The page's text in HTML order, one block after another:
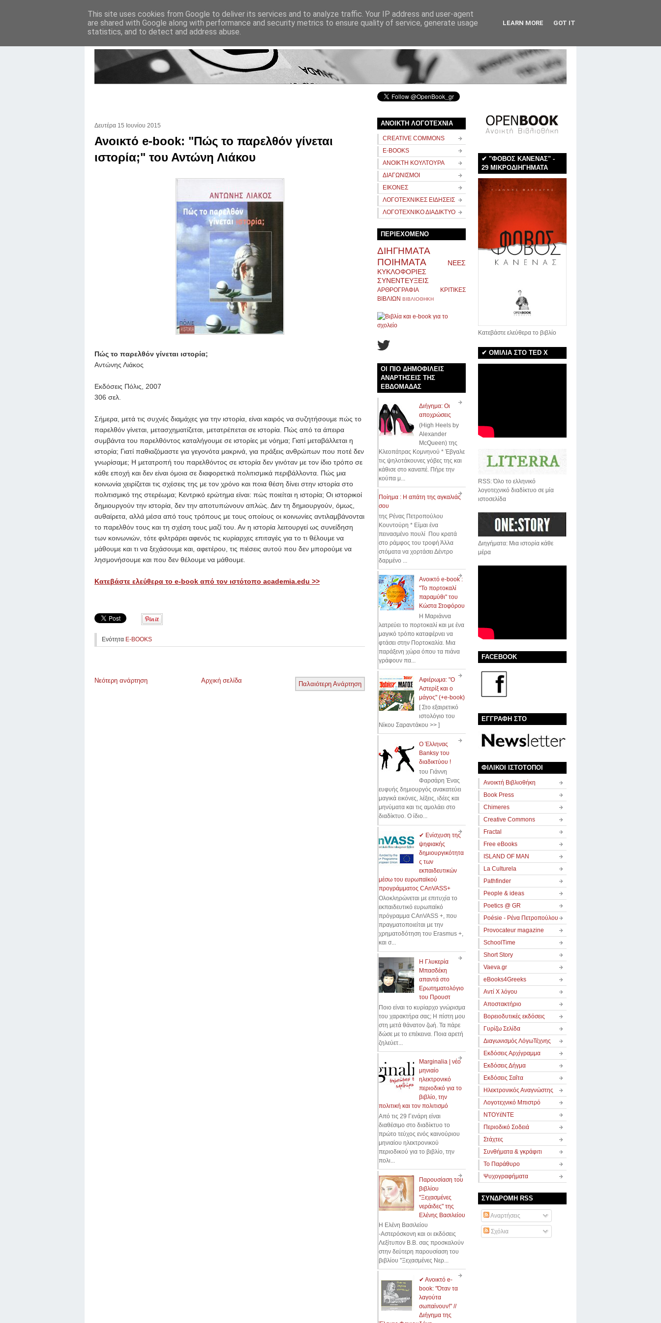
Δευτέρα 15 Ιουνίου 2015
Ανοικτό e-book: "Πώς το παρελθόν γίνεται
ιστορία;" του Αντώνη Λιάκου
Πώς το παρελθόν γίνεται ιστορία;
Αντώνης Λιάκος
Εκδόσεις Πόλις, 2007
306 σελ.
Σήμερα, μετά τις συχνές διαμάχες για την ιστορία, είναι καιρός να συζητήσουμε πώς το
παρελθόν γίνεται, μετασχηματίζεται, μετατρέπεται σε ιστορία. Πώς από τα άπειρα
συμβάντα του παρελθόντος καταλήγουμε σε ιστορίες με νόημα; Γιατί μεταβάλλεται η
ιστορία; Γιατί παθιαζόμαστε για γεγονότα μακρινά, για πράξεις ανθρώπων που ποτέ δεν
γνωρίσαμε; Η μετατροπή του παρελθόντος σε ιστορία δεν γινόταν με τον ίδιο τρόπο σε
κάθε εποχή και δεν είναι όμοια σε διαφορετικά πολιτισμικά περιβάλλοντα. Πώς μια
κοινωνία χειρίζεται τις σχέσεις της με τον χρόνο και ποια θέση δίνει στην ιστορία στο
πολιτισμικό της στερέωμα; Κεντρικό ερώτημα είναι: πώς ποιείται η ιστορία; Οι ιστορικοί
δημιουργούν την ιστορία, δεν την αποτυπώνουν απλώς. Δεν τη δημιουργούν, όμως,
αυθαίρετα, αλλά μέσα από τους τρόπους με τους οποίους οι κοινωνίες αντιλαμβάνονται
το παρελθόν τους και τη σχέση τους μαζί του. Αν η ιστορία λειτουργεί ως συνείδηση
των κοινωνιών, τότε φιλτράρει αφενός τις κυρίαρχες επιταγές για το τι θέλουμε να
μάθουμε και τι να ξεχάσουμε και, αφετέρου, τις πιέσεις αυτού που δεν μπορούμε να
λησμονήσουμε και που δεν θέλουμε να μάθουμε.
Κατεβάστε ελεύθερα το e-book από τον ιστότοπο academia.edu >>
Ενότητα E-BOOKS
Νεότερη ανάρτηση Παλαιότερη Ανάρτηση
Αρχική σελίδα
✔ "ΦΟΒΟΣ ΚΑΝΕΝΑΣ" -
29 ΜΙΚΡΟΔΙΗΓΗΜΑΤΑ
Κατεβάστε ελεύθερα το βιβλίο
✔ ΟΜΙΛΙΑ ΣΤΟ TED X
RSS: Όλο το ελληνικό
λογοτεχνικό διαδίκτυο σε μία
ιστοσελίδα
Διηγήματα: Μια ιστορία κάθε
μέρα
FACEBOOK
ΕΓΓΡΑΦΗ ΣΤΟ
ΦΙΛΙΚΟΙ ΙΣΤΟΤΟΠΟΙ
Avοικτή Βιβλιοθήκη
Book Press
Chimeres
Creative Commons
Fractal
Free eBooks
ISLAND OF MAN
La Culturela
Pathfinder
People & ideas
Poetics @ GR
Poésie - Ρένα Πετροπούλου
Provocateur magazine
SchoolTime
Short Story
Vaeva.gr
eBooks4Greeks
Αντί Χ λόγου
Αποστακτήριο
Βορειοδυτικές εκδόσεις
Γυρίζω Σελίδα
Διαγωνισμός ΛόγωΤέχνης
Εκδόσεις Αρχίγραμμα
Εκδόσεις Δήγμα
Εκδόσεις Σαΐτα
Ηλεκτρονικός Αναγνώστης
Λογοτεχνικό Μπιστρό
ΝΤΟΥέΝΤΕ
Περιοδικό Σοδειά
Στάχτες
Συνθήματα & γκράφιτι
Το Παράθυρο
Ψυχογραφήματα
ΣΥΝΔΡΟΜΗ RSS
Αναρτήσεις
Σχόλια
ΑΝΟΙΚΤΗ ΛΟΓΟΤΕΧΝΙΑ
CREATIVE COMMONS
E-BOOKS
ΑΝΟΙΚΤΗ ΚΟΥΛΤΟΥΡΑ
ΔΙΑΓΩΝΙΣΜΟΙ
ΕΙΚΟΝΕΣ
ΛΟΓΟΤΕΧΝΙΚΕΣ ΕΙΔΗΣΕΙΣ
ΛΟΓΟΤΕΧΝΙΚΟ ΔΙΑΔΙΚΤΥΟ
ΠΕΡΙΕΧΟΜΕΝΟ
ΔΙΗΓΗΜΑΤΑ
ΠΟΙΗΜΑΤΑ
ΝΕΕΣ
ΚΥΚΛΟΦΟΡΙΕΣ
ΣΥΝΕΝΤΕΥΞΕΙΣ
ΑΡΘΡΟΓΡΑΦΙΑ
ΚΡΙΤΙΚΕΣ
ΒΙΒΛΙΩΝ ΒΙΒΛΙΟΘΗΚΗ
ΟΙ ΠΙΟ ΔΗΜΟΦΙΛΕΙΣ
ΑΝΑΡΤΗΣΕΙΣ ΤΗΣ
ΕΒΔΟΜΑΔΑΣ
Διήγημα: Οι
αποχρώσεις
(High Heels by
Alexander
McQueen) της
Κλεοπάτρας Κομνηνού * Έβγαλε
τις ψηλοτάκουνες γόβες της και
κάθισε στο καναπέ. Πήρε την
κούπα μ...
Ποίημα : Η απάτη της αγκαλιάς
σου
της Ρένας Πετροπούλου
Κουντούρη * Είμαι ένα
πεινασμένο πουλί Που κρατά
στο ράμφος του τροφή Άλλα
στόματα να χορτάσει Δέντρο
δαρμένο ...
Ανοικτό e-book :
"Το πορτοκαλί
παραμύθι" του
Κώστα Στοφόρου
Η Μαριάννα
λατρεύει το πορτοκαλί και με ένα
μαγικό τρόπο καταφέρνει να
φτάσει στην Πορτοκαλία. Μια
παράξενη χώρα όπου τα πιάνα
γράφουν πα...
Αφιέρωμα: "Ο
Αστερίξ και ο
μάγος" (+e-book)
[ Στο εξαιρετικό
ιστολόγιο του
Νίκου Σαραντάκου >> ]
Ο Έλληνας
Banksy του
διαδικτύου !
του Γιάννη
Φαρσάρη Ένας
ευφυής δημιουργός ανακατεύει
μαγικά εικόνες, λέξεις, ιδέες και
μηνύματα και τις αμολάει στο
διαδίκτυο. Ο ίδιο...
✔ Ενίσχυση της
ψηφιακής
δημιουργικότητα
ς των
εκπαιδευτικών
μέσω του ευρωπαϊκού
προγράμματος CAnVASS+
Ολοκληρώνεται με επιτυχία το
εκπαιδευτικό ευρωπαϊκό
πρόγραμμα CAnVASS +, που
πραγματοποιείται με την
χρηματοδότηση του Erasmus +,
και σ...
Η Γλυκερία
Μπασδέκη
απαντά στο
Ερωτηματολόγιο
του Προυστ
Ποιο είναι το κυρίαρχο γνώρισμα
του χαρακτήρα σας; H πίστη μου
στη μετά θάνατον ζωή. Τα πάρε
δώσε με το επέκεινα. Ποια αρετή
ζηλεύετ...
Marginalia | νέο
μηνιαίο
ηλεκτρονικό
περιοδικό για το
βιβλίο, την
πολιτική και τον πολιτισμό
Από τις 29 Γενάρη είναι
διαθέσιμο στο διαδίκτυο το
πρώτο τεύχος ενός καινούριου
μηνιαίου ηλεκτρονικού
περιοδικού για το βιβλίο, την
πολι...
Παρουσίαση του
βιβλίου
"Ξεχασμένες
νεράιδες" της
Ελένης Βασιλείου
Η Ελένη Βασιλείου
-Αστερόσκονη και οι εκδόσεις
Λεξίτυπον Β.Β. σας προσκαλούν
στην δεύτερη παρουσίαση του
βιβλίου ''Ξεχασμένες Νερ...
✔ Ανοικτό e-
book: "Όταν τα
λαγούτα
σωπαίνουν!" //
Διήγημα της
This site uses cookies from Google to deliver its services and to analyze traffic. Your IP address and user-agent
are shared with Google along with performance and security metrics to ensure quality of service, generate usage
statistics, and to detect and address abuse.
LEARN MORE GOT IT